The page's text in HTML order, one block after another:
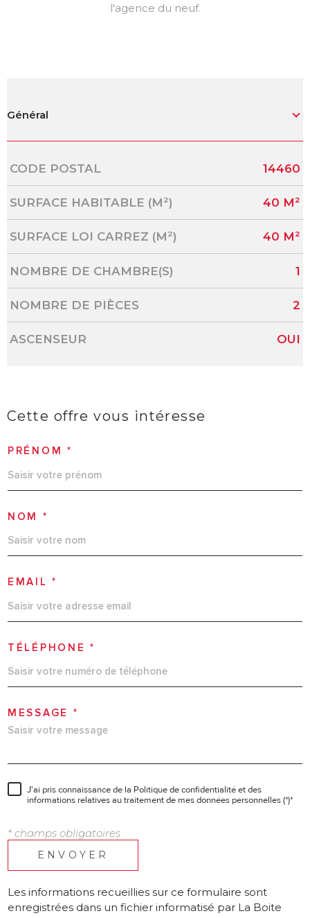
l'agence du neuf.
Général
Caractérisque Valeurs
CODE POSTAL 14460
SURFACE HABITABLE (M²) 40 M²
SURFACE LOI CARREZ (M²) 40 M²
NOMBRE DE CHAMBRE(S) 1
NOMBRE DE PIÈCES 2
ASCENSEUR OUI
Cette offre vous intéresse
PRÉNOM *
NOM *
EMAIL *
TÉLÉPHONE *
MESSAGE *
J'ai pris connaissance de la Politique de confidentialité et des
informations relatives au traitement de mes données personnelles (*)*
* champs obligatoires
ENVOYER
Les informations recueillies sur ce formulaire sont
enregistrées dans un fichier informatisé par La Boite